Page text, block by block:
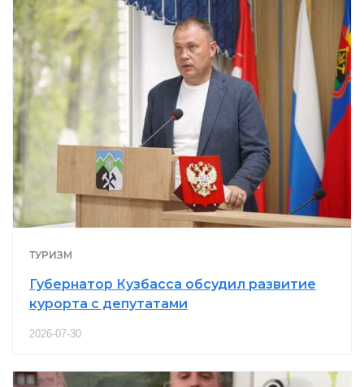
ТУРИЗМ
Губернатор Кузбасса обсудил развитие
курорта с депутатами
2026-07-30